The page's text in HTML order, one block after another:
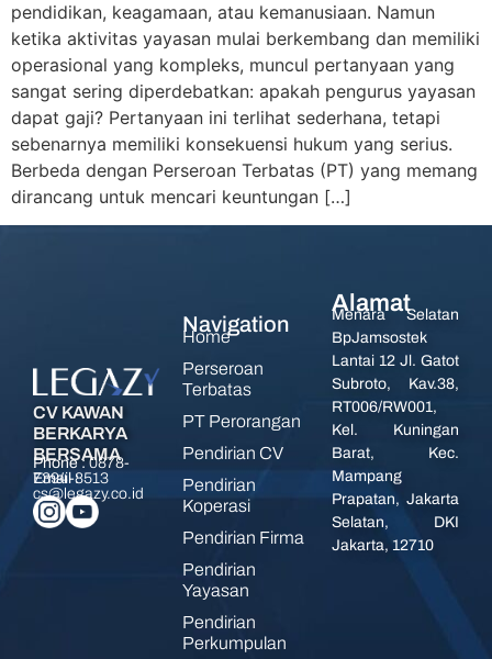
pendidikan, keagamaan, atau kemanusiaan. Namun
ketika aktivitas yayasan mulai berkembang dan memiliki
operasional yang kompleks, muncul pertanyaan yang
sangat sering diperdebatkan: apakah pengurus yayasan
dapat gaji? Pertanyaan ini terlihat sederhana, tetapi
sebenarnya memiliki konsekuensi hukum yang serius.
Berbeda dengan Perseroan Terbatas (PT) yang memang
dirancang untuk mencari keuntungan […]
CV KAWAN
BERKARYA
BERSAMA
Phone :0878-
7394-8513
Email :
cs@legazy.co.id
Navigation
Home
Perseroan
Terbatas
PT Perorangan
Pendirian CV
Pendirian
Koperasi
Pendirian Firma
Pendirian
Yayasan
Pendirian
Perkumpulan
Alamat
Menara Selatan
BpJamsostek
Lantai 12 Jl. Gatot
Subroto, Kav.38,
RT006/RW001,
Kel. Kuningan
Barat, Kec.
Mampang
Prapatan, Jakarta
Selatan, DKI
Jakarta, 12710